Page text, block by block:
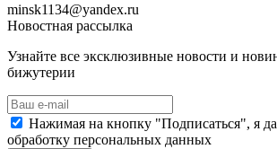
minsk1134@yandex.ru
Новостная рассылка
Узнайте все эксклюзивные новости и
бижутерии
Нажимая на кнопку "Подписаться", я
обработку персональных данных